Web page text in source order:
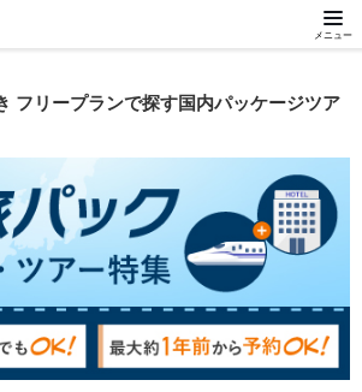
メニュー
フリープランで探す国内パッケージツア